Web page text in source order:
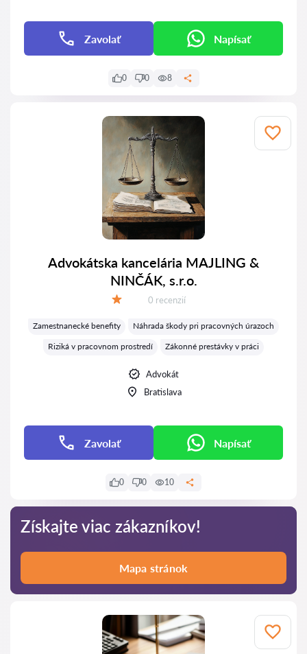
Zavolať Napísať
0 0 8
Advokátska kancelária MAJLING &
NINČÁK, s.r.o.
Recenzií:
0 recenzií
Zamestnanecké benefity
Náhrada škody pri pracovných úrazoch
Riziká v pracovnom prostredí
Zákonné prestávky v práci
Advokát
Bratislava
Zavolať Napísať
0 0 10
Získajte viac zákazníkov!
Mapa stránok